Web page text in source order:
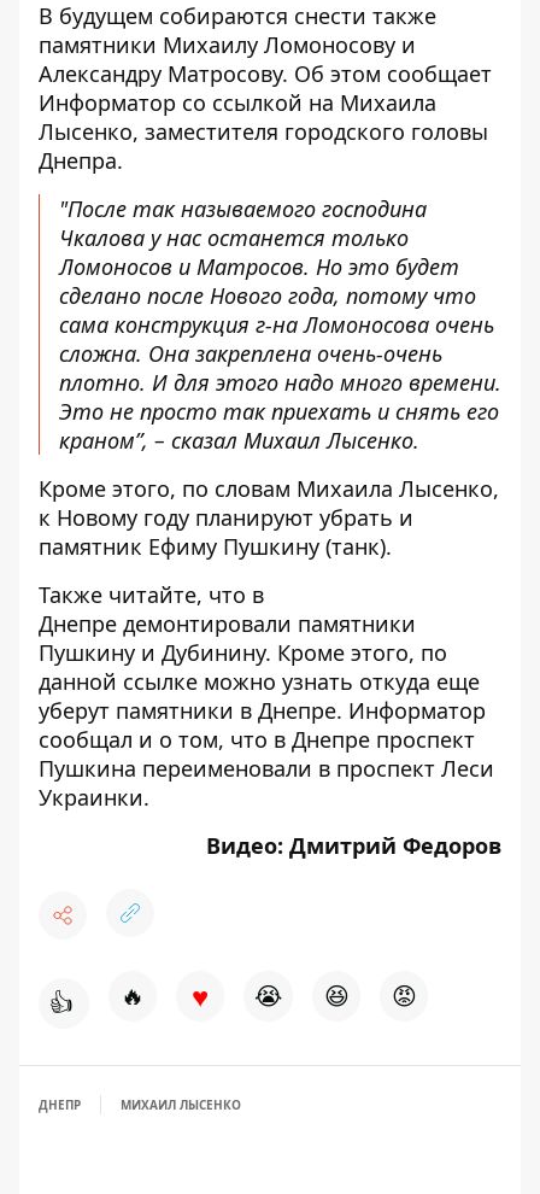
В будущем собираются снести также
памятники Михаилу Ломоносову и
Александру Матросову. Об этом сообщает
Информатор со ссылкой на Михаила
Лысенко, заместителя городского головы
Днепра.
"После так называемого господина
Чкалова у нас останется только
Ломоносов и Матросов. Но это будет
сделано после Нового года, потому что
сама конструкция г-на Ломоносова очень
сложна. Она закреплена очень-очень
плотно. И для этого надо много времени.
Это не просто так приехать и снять его
краном”, – сказал Михаил Лысенко.
Кроме этого, по словам Михаила Лысенко,
к Новому году планируют убрать и
памятник Ефиму Пушкину (танк).
Также читайте, что в
Днепре демонтировали памятники
Пушкину и Дубинину. Кроме этого, по
данной ссылке можно узнать откуда еще
уберут памятники в Днепре. Информатор
сообщал и о том, что в Днепре проспект
Пушкина переименовали в проспект Леси
Украинки.
Видео: Дмитрий Федоров
👍 🔥 ♥ 😭 😆 😡
ДНЕПР МИХАИЛ ЛЫСЕНКО